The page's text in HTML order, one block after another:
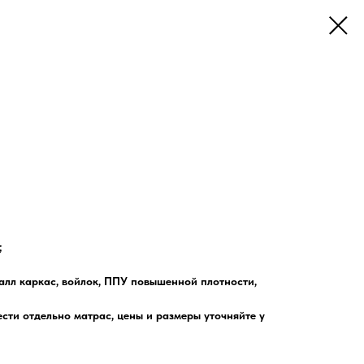
каркас, войлок, ППУ повышенной плотности,
отдельно матрас, цены и размеры уточняйте у